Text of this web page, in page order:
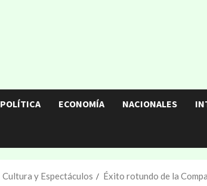
POLÍTICA ECONOMÍA NACIONALES
Cultura y Espectáculos Éxito rotundo de la